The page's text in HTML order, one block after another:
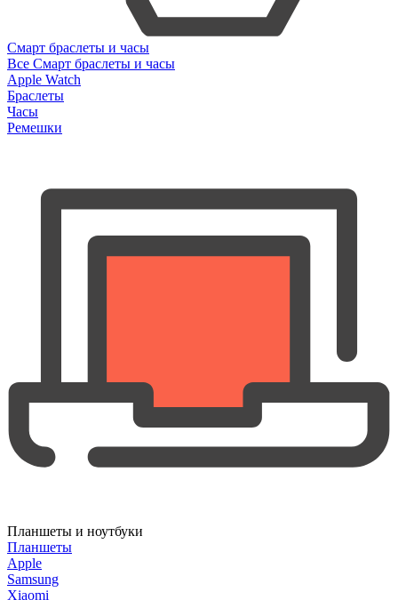
Смарт браслеты и часы
Все Смарт браслеты и часы
Apple Watch
Браслеты
Часы
Ремешки
Планшеты и ноутбуки
Планшеты
Apple
Samsung
Xiaomi